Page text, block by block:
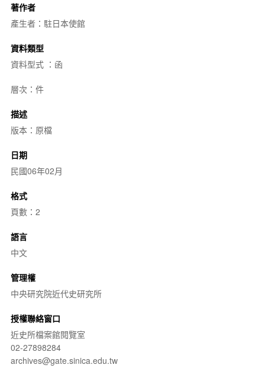
著作者
產生者：駐日本使館
資料類型
資料型式 ：函
層次：件
描述
版本：原檔
日期
民國06年02月
格式
頁數：2
語言
中文
管理權
中央研究院近代史研究所
授權聯絡窗口
近史所檔案館閱覽室
02-27898284
archives@gate.sinica.edu.tw